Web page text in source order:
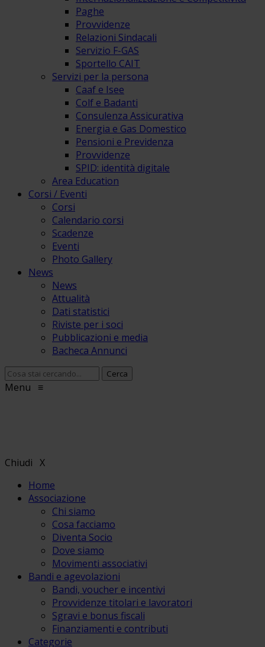
Paghe
Provvidenze
Relazioni Sindacali
Servizio F-GAS
Sportello CAIT
Servizi per la persona
Caaf e Isee
Colf e Badanti
Consulenza Assicurativa
Energia e Gas Domestico
Pensioni e Previdenza
Provvidenze
SPID: identità digitale
Area Education
Corsi / Eventi
Corsi
Calendario corsi
Scadenze
Eventi
Photo Gallery
News
News
Attualità
Dati statistici
Riviste per i soci
Pubblicazioni e media
Bacheca Annunci
Menu ≡
Chiudi X
Home
Associazione
Chi siamo
Cosa facciamo
Diventa Socio
Dove siamo
Movimenti associativi
Bandi e agevolazioni
Bandi, voucher e incentivi
Provvidenze titolari e lavoratori
Sgravi e bonus fiscali
Finanziamenti e contributi
Categorie